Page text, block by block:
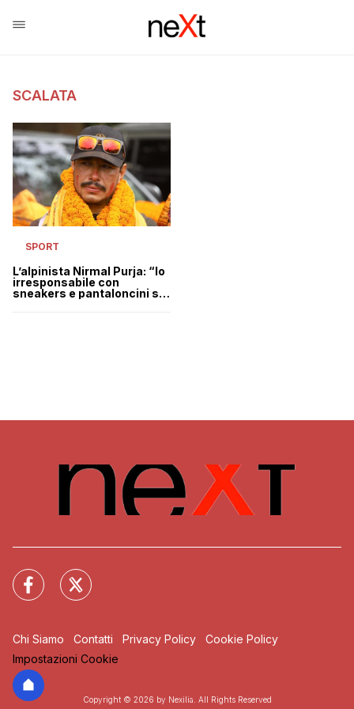
SCALATA
SPORT
L’alpinista Nirmal Purja: “Io
irresponsabile con
sneakers e pantaloncini sul
Chi Siamo Contatti Privacy Policy
Cookie Policy
Impostazioni Cookie
Copyright © 2026 by Nexilia. All Rights Reserved